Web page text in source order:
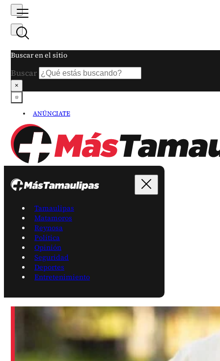
Buscar en el sitio
Buscar
×
ANÚNCIATE
Tamaulipas
Matamoros
Reynosa
Política
Opinión
Seguridad
Deportes
Entretenimiento